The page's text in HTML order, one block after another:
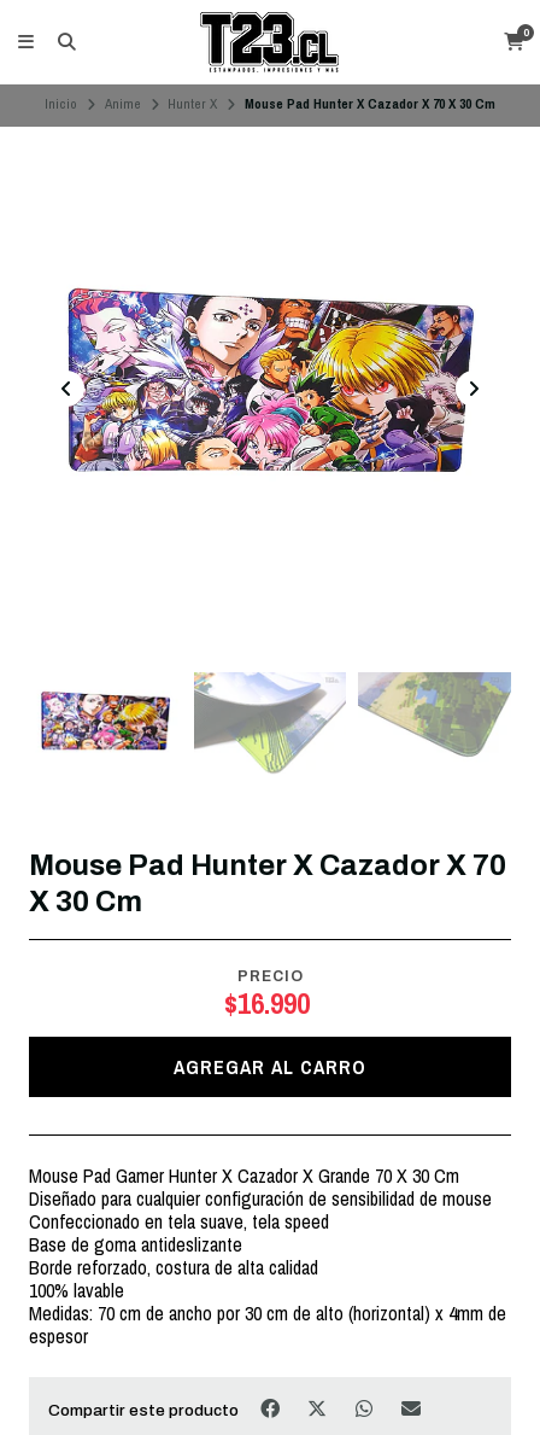
0
Inicio Anime Hunter X Mouse Pad Hunter X Cazador X 70 X 30 Cm
Mouse Pad Hunter X Cazador X 70
X 30 Cm
PRECIO
$16.990
AGREGAR AL CARRO
Mouse Pad Gamer Hunter X Cazador X Grande 70 X 30 Cm
Diseñado para cualquier configuración de sensibilidad de mouse
Confeccionado en tela suave, tela speed
Base de goma antideslizante
Borde reforzado, costura de alta calidad
100% lavable
Medidas: 70 cm de ancho por 30 cm de alto (horizontal) x 4mm de
espesor
Compartir este producto